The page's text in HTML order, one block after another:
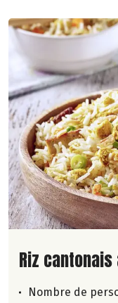
Lire la suite
Riz
Nombre de